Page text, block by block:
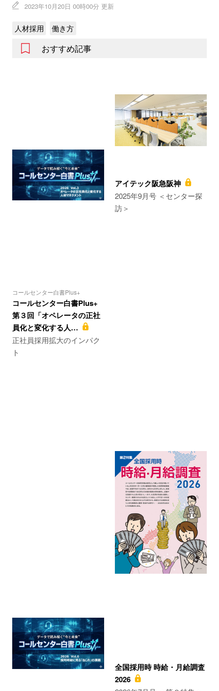
2023年10月20日 00時00分 更新
人材採用 働き方
おすすめ記事
コールセンター白書Plus+
コールセンター白書Plus+
第３回「オペレータの正社
員化と変化する人…
正社員採用拡大のインパク
ト
アイテック阪急阪神
2025年9月号 ＜センター探
訪＞
全国採用時 時給・月給調査
2026